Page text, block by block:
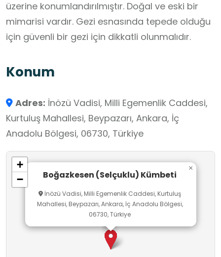
üzerine konumlandırılmıştır. Doğal ve eski bir
mimarisi vardır. Gezi esnasında tepede olduğu
için güvenli bir gezi için dikkatli olunmalıdır.
Konum
Adres: İnözü Vadisi, Milli Egemenlik Caddesi,
Kurtuluş Mahallesi, Beypazarı, Ankara, İç
Anadolu Bölgesi, 06730, Türkiye
Boğazkesen (Selçuklu) Kümbeti
İnözü Vadisi, Milli Egemenlik Caddesi, Kurtuluş
Mahallesi, Beypazarı, Ankara, İç Anadolu Bölgesi,
06730, Türkiye
×
+
−